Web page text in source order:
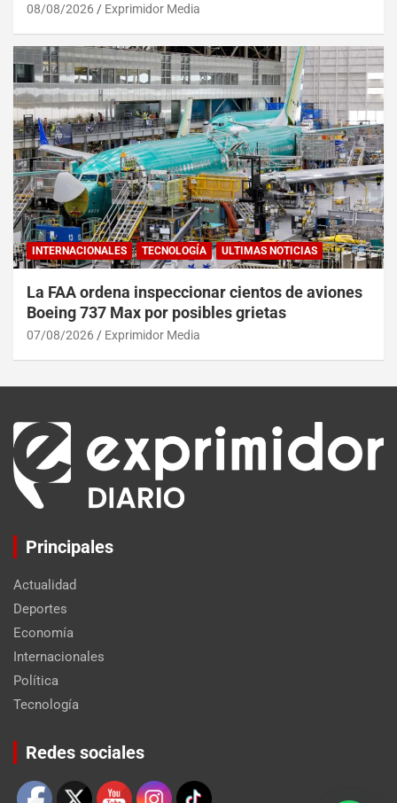
08/08/2026 Exprimidor Media
INTERNACIONALES TECNOLOGÍA ULTIMAS NOTICIAS
La FAA ordena inspeccionar cientos de aviones
Boeing 737 Max por posibles grietas
07/08/2026 Exprimidor Media
Principales
Actualidad
Deportes
Economía
Internacionales
Política
Tecnología
Redes sociales